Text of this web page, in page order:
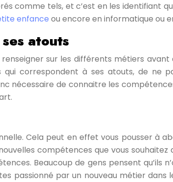
comme tels, et c’est en les identifiant
enfance ou encore en informatique ou
atouts
sur les différents métiers avant
correspondent à ses atouts, de ne
nécessaire de connaitre les
Cela peut en effet vous pousser à
compétences que vous souhaitez
Beaucoup de gens pensent qu’ils
passionné par un nouveau métier dans